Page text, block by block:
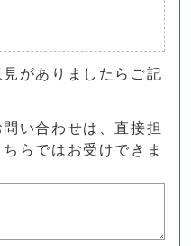
がありましたらご記
い合わせは、直接担
らではお受けできま